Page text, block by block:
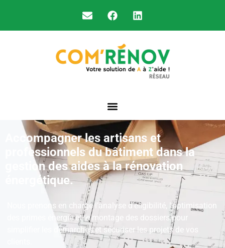
Accompagner les artisans et
professionnels du bâtiment dans la
gestion des aides à la rénovation
énergétique.
Nous prenons en charge l’analyse d’éligibilité, l’optimisation
des primes énergie et le montage des dossiers pour
simplifier les démarches et sécuriser les projets de vos